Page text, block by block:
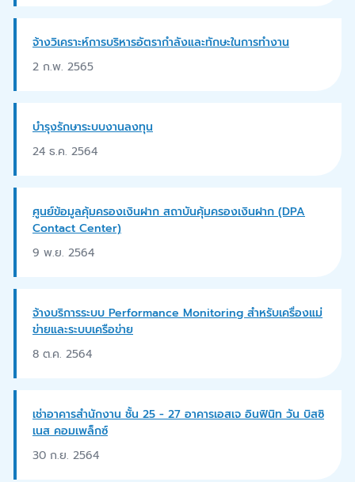
จ้างวิเคราะห์การบริหารอัตรากำลังและทักษะในการทำงาน
2 ก.พ. 2565
บำรุงรักษาระบบงานลงทุน
24 ธ.ค. 2564
ศูนย์ข้อมูลคุ้มครองเงินฝาก สถาบันคุ้มครองเงินฝาก (DPA
Contact Center)
9 พ.ย. 2564
จ้างบริการระบบ Performance Monitoring สำหรับเครื่องแม่
ข่ายและระบบเครือข่าย
8 ต.ค. 2564
เช่าอาคารสำนักงาน ชั้น 25 - 27 อาคารเอสเจ อินฟินิท วัน บิสซิ
เนส คอมเพล็กซ์
30 ก.ย. 2564